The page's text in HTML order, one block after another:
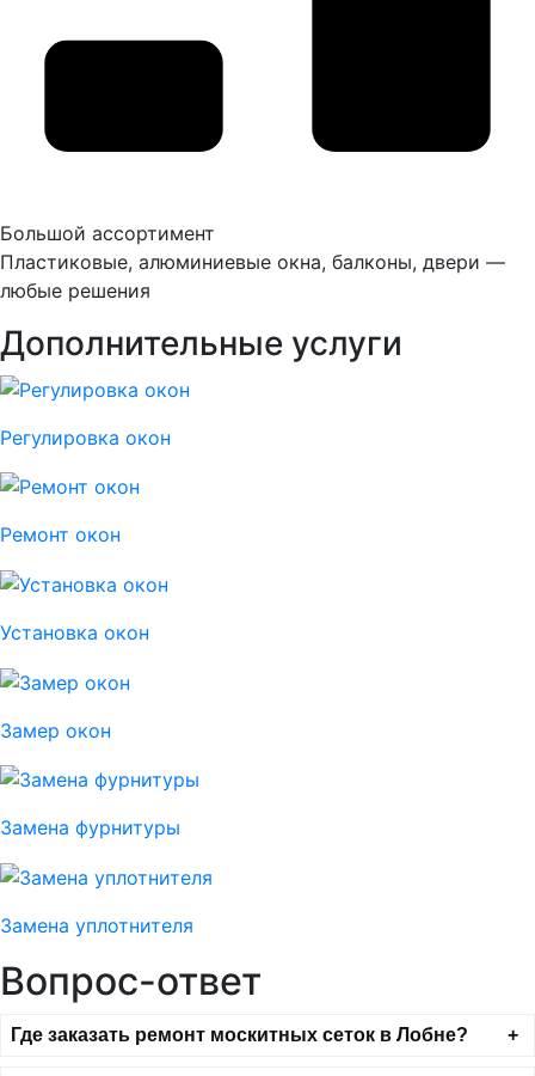
Большой ассортимент
Пластиковые, алюминиевые окна, балконы, двери —
любые решения
Дополнительные услуги
Регулировка окон
Ремонт окон
Установка окон
Замер окон
Замена фурнитуры
Замена уплотнителя
Вопрос-ответ
Где заказать ремонт москитных сеток в Лобне?